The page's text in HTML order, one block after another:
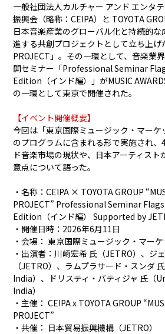
一般社団法人カルチャー アンド エンタ
振興会（略称：CEIPA）と TOYOTA
日本音楽産業のグローバル化と持続的な
進する共創プロジェクトとして立ち上げ
PROJECT」。その一環として、音楽業
開セミナー「Professional Seminar
Edition（インド編）」がMUSIC
の一環として東京で開催された。
【イベント開催概要】
今回は「東京国際ミュージック・マーケ
のプログラムに含まれる形で実施され、
ド音楽市場の現状や、日本アーティスト
意点について語った。
・名称：CEIPA × TOYOTA GROUP
PROJECT” Professional Seminar
Edition（インド編） Supported by
・開催日時：2026年6月11日
・会場： 東京国際ミュージック・マーケ
・出演者：川崎宏希 氏（JETRO）、ジ
（JETRO）、ラムプラサード・スンダ
India）、ドリスティ・バティジャ 氏（
India）
・主催： CEIPA x TOYOTA GROUP
PROJECT”
・共催： ⽇本貿易振興機構（JETRO）